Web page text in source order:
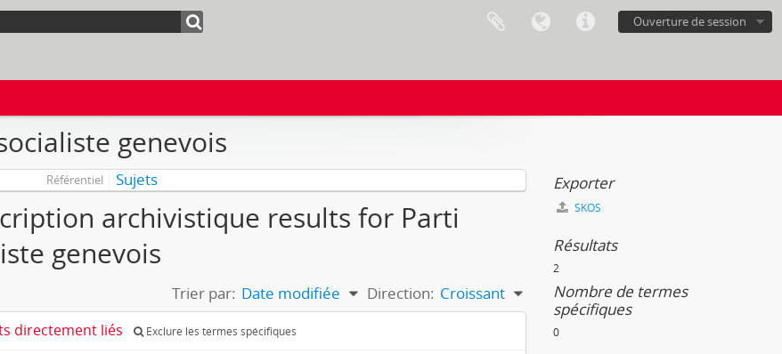
Ouverture de session
genevois
Référentiel Sujets
archivistique results for Parti
genevois
Trier par: Date modifiée Direction: Croissant
directement liés Exclure les termes spécifiques
Exporter
SKOS
Résultats
2
Nombre de termes
spécifiques
0